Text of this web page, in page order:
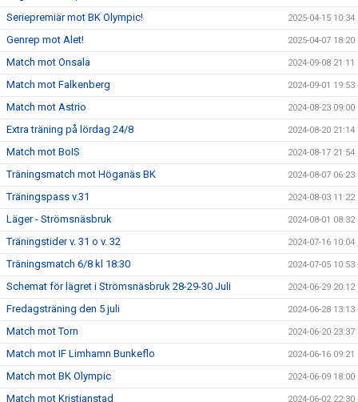
Seriepremiär mot BK Olympic! 2025-04-15 10:34
Genrep mot Alet! 2025-04-07 18:20
Match mot Onsala 2024-09-08 21:11
Match mot Falkenberg 2024-09-01 19:53
Match mot Astrio 2024-08-23 09:00
Extra träning på lördag 24/8 2024-08-20 21:14
Match mot BoIS 2024-08-17 21:54
Träningsmatch mot Höganäs BK 2024-08-07 06:23
Träningspass v.31 2024-08-03 11:22
Läger - Strömsnäsbruk 2024-08-01 08:32
Träningstider v. 31 o v. 32 2024-07-16 10:04
Träningsmatch 6/8 kl 18:30 2024-07-05 10:53
Schemat för lägret i Strömsnäsbruk 28-29-30 Juli 2024-06-29 20:12
Fredagsträning den 5 juli 2024-06-28 13:13
Match mot Torn 2024-06-20 23:37
Match mot IF Limhamn Bunkeflo 2024-06-16 09:21
Match mot BK Olympic 2024-06-09 18:00
Match mot Kristianstad 2024-06-02 22:30